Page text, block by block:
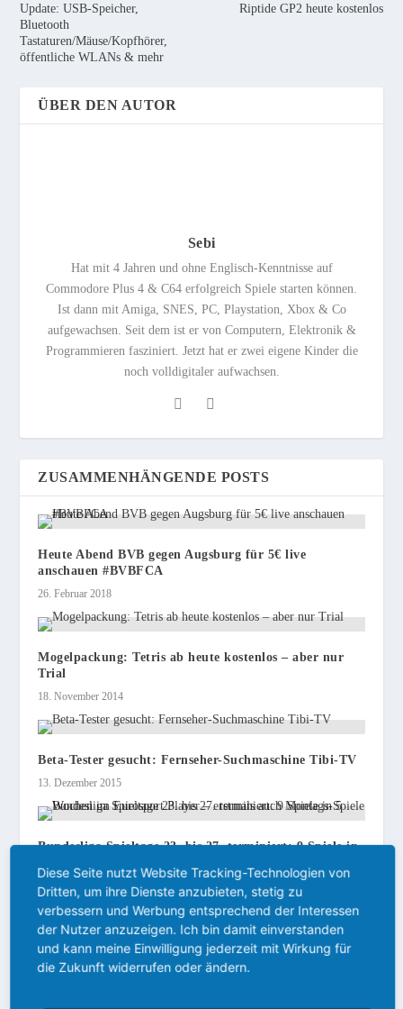
Update: USB-Speicher,
Bluetooth
Tastaturen/Mäuse/Kopfhörer,
öffentliche WLANs & mehr
Riptide GP2 heute kostenlos
ÜBER DEN AUTOR
Sebi
Hat mit 4 Jahren und ohne Englisch-Kenntnisse auf
Commodore Plus 4 & C64 erfolgreich Spiele starten können.
Ist dann mit Amiga, SNES, PC, Playstation, Xbox & Co
aufgewachsen. Seit dem ist er von Computern, Elektronik &
Programmieren fasziniert. Jetzt hat er zwei eigene Kinder die
noch volldigitaler aufwachsen.
ZUSAMMENHÄNGENDE POSTS
Heute Abend BVB gegen Augsburg für 5€ live
anschauen #BVBFCA
26. Februar 2018
Mogelpackung: Tetris ab heute kostenlos – aber nur
Trial
18. November 2014
Beta-Tester gesucht: Fernseher-Suchmaschine Tibi-TV
13. Dezember 2015
Bundesliga Spieltage 23. bis 27. terminiert: 9 Spiele in
Montags-Spiele
12. Januar 2018
Diese Seite nutzt Website Tracking-Technologien von
Dritten, um ihre Dienste anzubieten, stetig zu
verbessern und Werbung entsprechend der Interessen
der Nutzer anzuzeigen. Ich bin damit einverstanden
und kann meine Einwilligung jederzeit mit Wirkung für
die Zukunft widerrufen oder ändern.